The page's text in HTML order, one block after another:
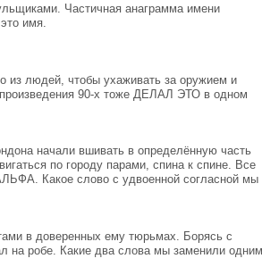
Частичная анаграмма имени
имя.
людей, чтобы ухаживать за оружием и
произведения 90-х тоже ДЕЛАЛ ЭТО в одном
начали вшивать в определённую часть
по городу парами, спина к спине. Все
Какое слово с удвоенной согласной мы
в доверенных ему тюрьмах. Борясь с
на робе. Какие два слова мы заменили